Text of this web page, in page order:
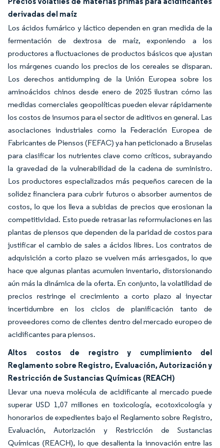
derivadas del maíz
Los ácidos fumárico y láctico dependen en gran medida de la
fermentación de dextrosa de maíz, exponiendo a los
productores a fluctuaciones de productos básicos que ajustan
los márgenes cuando los precios de los cereales se disparan.
Los derechos antidumping de la Unión Europea sobre los
aminoácidos chinos desde enero de 2025 ilustran cómo las
medidas comerciales geopolíticas pueden elevar rápidamente
los costos de insumos para el sector de aditivos en general. Las
asociaciones industriales como la Federación Europea de
Fabricantes de Piensos (FEFAC) ya han peticionado a Bruselas
para clasificar los nutrientes clave como críticos, subrayando
la gravedad de la vulnerabilidad de la cadena de suministro.
Los productores especializados más pequeños carecen de la
solidez financiera para cubrir futuros o absorber aumentos de
costos, lo que los lleva a subidas de precios que erosionan la
competitividad. Esto puede retrasar las reformulaciones en las
plantas de piensos que dependen de la paridad de costos para
justificar el cambio de sales a ácidos libres. Los contratos de
adquisición a corto plazo se vuelven más arriesgados, lo que
hace que algunas plantas acumulen inventario, distorsionando
aún más la dinámica de la oferta. En conjunto, la volatilidad de
precios restringe el crecimiento a corto plazo al inyectar
incertidumbre en los ciclos de planificación tanto de
proveedores como de clientes dentro del mercado europeo de
acidificantes para piensos.
Altos costos de registro y cumplimiento del
Reglamento sobre Registro, Evaluación, Autorización y
Restricción de Sustancias Químicas (REACH)
Llevar una nueva molécula de acidificante al mercado puede
superar USD 1,07 millones en toxicología, ecotoxicología y
honorarios de expedientes bajo el Reglamento sobre Registro,
Evaluación, Autorización y Restricción de Sustancias
Químicas (REACH), lo que desalienta la innovación entre las